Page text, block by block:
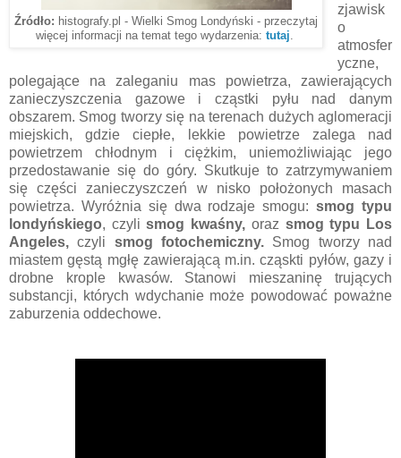
Źródło: histografy.pl - Wielki Smog Londyński - przeczytaj
więcej informacji na temat tego wydarzenia: tutaj
zjawisk
o
atmosfer
yczne,
polegające na zaleganiu mas powietrza, zawierających
zanieczyszczenia gazowe i cząstki pyłu nad danym
obszarem. Smog tworzy się na terenach dużych aglomeracji
miejskich, gdzie ciepłe, lekkie powietrze zalega nad
powietrzem chłodnym i ciężkim, uniemożliwiając jego
przedostawanie się do góry. Skutkuje to zatrzymywaniem
się części zanieczyszczeń w nisko położonych masach
powietrza. Wyróżnia się dwa rodzaje smogu:smog typu
londyńskiego, czylismog kwaśny, oraz smog typu Los
Angeles,czyli smog fotochemiczny. Smog tworzy nad
miastem gęstą mgłę zawierającą m.in. cząskti pyłów, gazy i
drobne krople kwasów. Stanowi mieszaninę trujących
substancji, których wdychanie może powodować poważne
zaburzenia oddechowe.